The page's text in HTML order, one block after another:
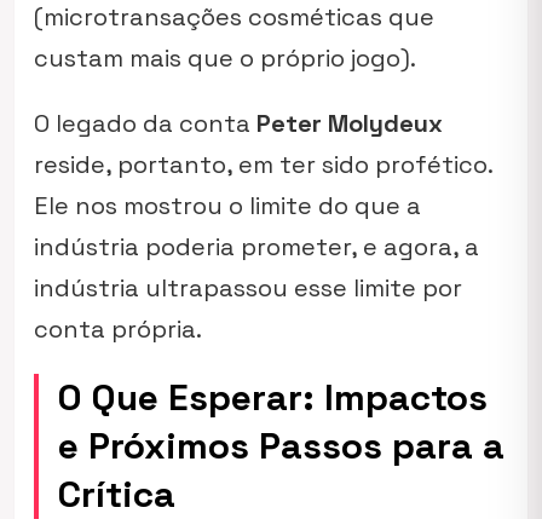
(microtransações cosméticas que
custam mais que o próprio jogo).
O legado da conta Peter Molydeux
reside, portanto, em ter sido profético.
Ele nos mostrou o limite do que a
indústria poderia prometer, e agora, a
indústria ultrapassou esse limite por
conta própria.
O Que Esperar: Impactos
e Próximos Passos para a
Crítica